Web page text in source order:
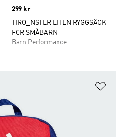
Price
299 kr
TIRO_NSTER LITEN RYGGSÄCK
FÖR SMÅBARN
Barn Performance